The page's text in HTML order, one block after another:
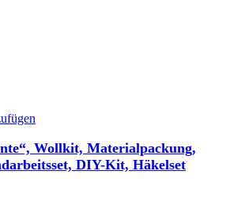
Wollkit, Materialpackung,
DIY-Kit, Häkelset